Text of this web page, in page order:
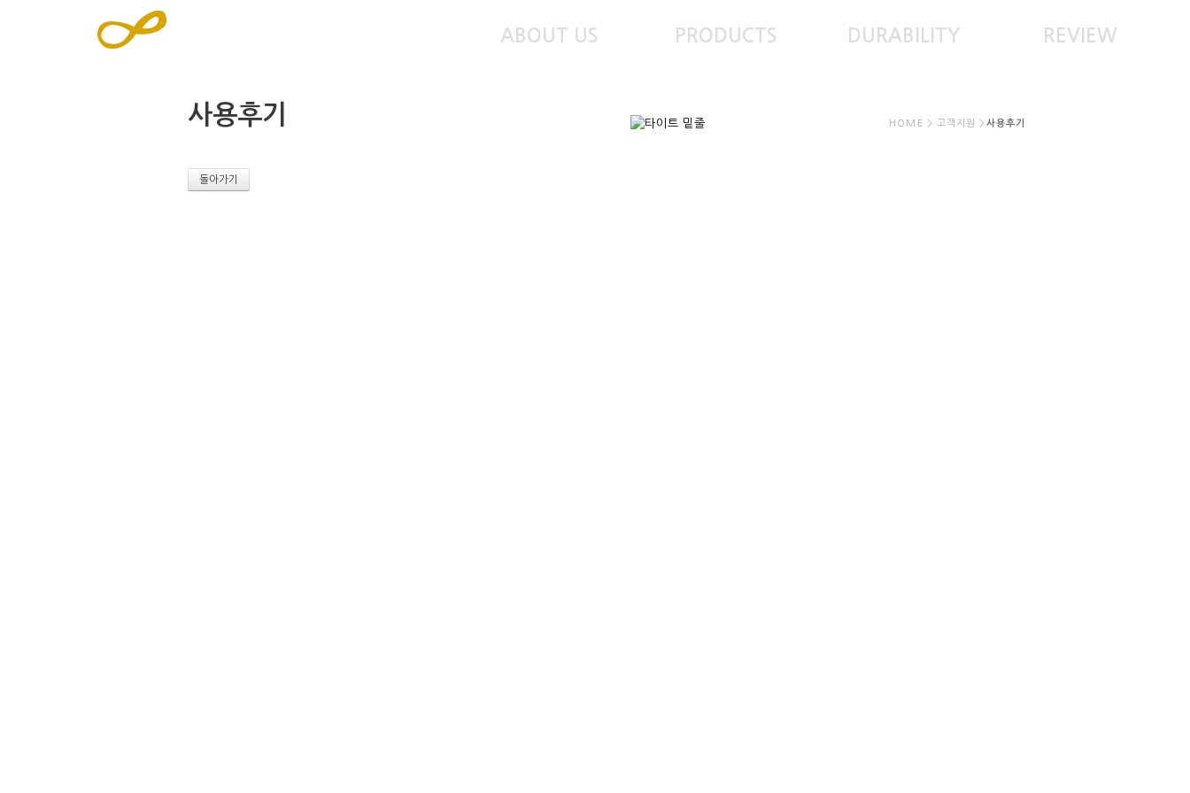
ABOUT US PRODUCTS DURABILITY REVIEW
사용후기 HOME > 고객지원 > 사용후기
돌아가기